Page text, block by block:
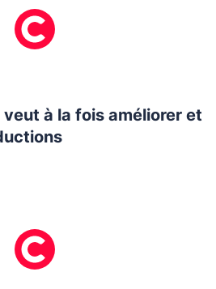
à la fois améliorer et